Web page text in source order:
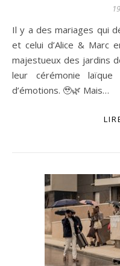
Il y a des mariages qui dégagent une atmosphère unique,
et celui d’Alice & Marc
majestueux des jardins
leur cérémonie
d’émotions. 🥹🌿 Mais…